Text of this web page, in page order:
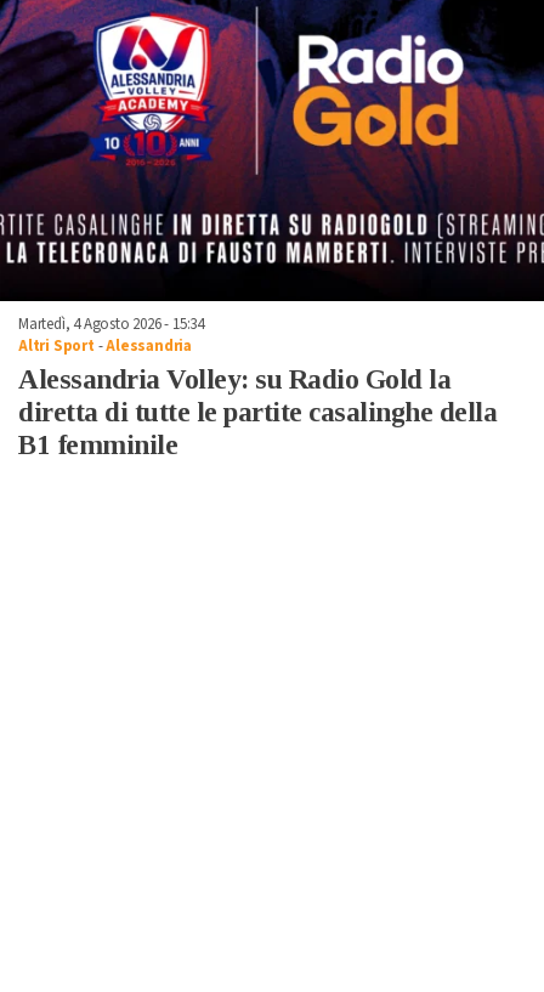
Martedì, 4 Agosto 2026 - 15:34
Altri Sport -Alessandria
Alessandria Volley: su Radio Gold la
diretta di tutte le partite casalinghe della
B1 femminile